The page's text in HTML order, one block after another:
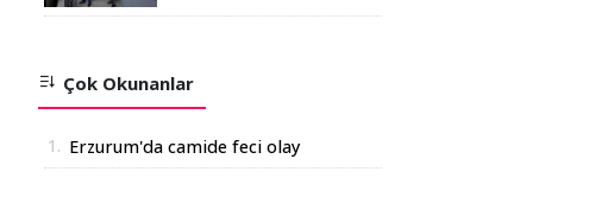
Açıldı
Çok Okunanlar
1. Erzurum'da camide feci olay